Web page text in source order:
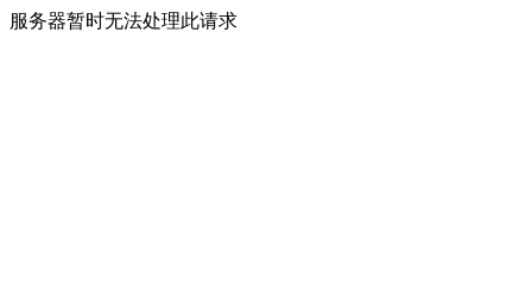
服务器暂时无法处理此请求